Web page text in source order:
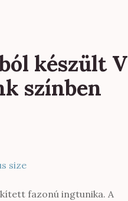
készült V
színben
size
fazonú ingtunika. A